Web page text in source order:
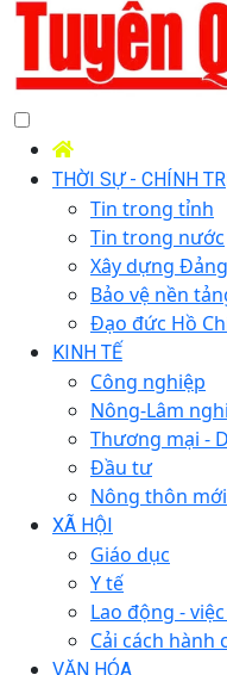
THỜI SỰ - CHÍNH
Tin trong tỉnh
Tin trong nước
Xây dựng
Bảo vệ nền
Đạo đức Hồ
KINH TẾ
Công nghiệp
Nông-Lâm
Thương mại -
Đầu tư
Nông thôn mới
XÃ HỘI
Giáo dục
Y tế
Lao động -
Cải cách hành
VĂN HÓA